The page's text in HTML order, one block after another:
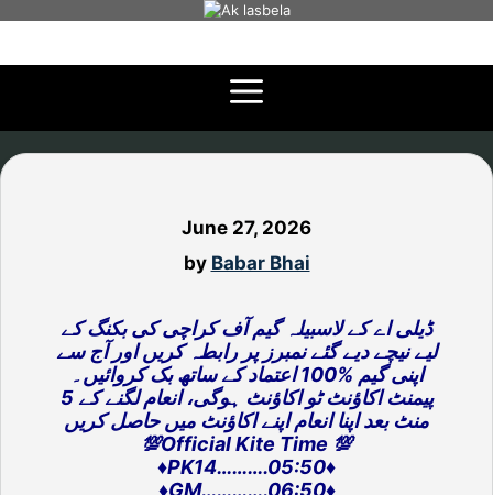
content
June 27, 2026
by Babar Bhai
ڈیلی اے کے لاسبیلہ گیم آف کراچی کی بکنگ کے
لیے نیچے دیے گئے نمبرز پر رابطہ کریں اور آج سے
اپنی گیم %100 اعتماد کے ساتھ بک کروائیں۔
پیمنٹ اکاؤنٹ ٹو اکاؤنٹ ہوگی، انعام لگنے کے 5
منٹ بعد اپنا انعام اپنے اکاؤنٹ میں حاصل کریں
💯Official Kite Time 💯
♦️PK14……….05:50♦️
♦️GM………….06:50♦️